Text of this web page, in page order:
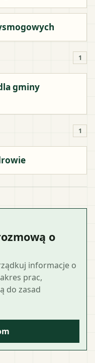
1
gminy
1
o
informacje o
prac,
do zasad